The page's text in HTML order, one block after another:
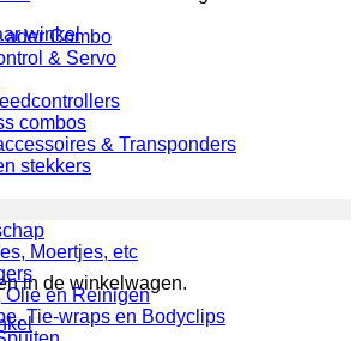
winkel
in de winkelwagen.
Combo
& Servo
combos
& Transponders
stekkers
Moertjes, etc
Olie en Reinigen
Tie-wraps en Bodyclips